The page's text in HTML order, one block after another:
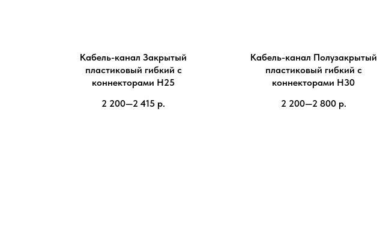
Кабель-канал Закрытый
пластиковый гибкий с
коннекторами H25
2 200—2 415 р.
Кабель-канал Полузакрытый
пластиковый гибкий с
коннекторами H30
2 200—2 800 р.